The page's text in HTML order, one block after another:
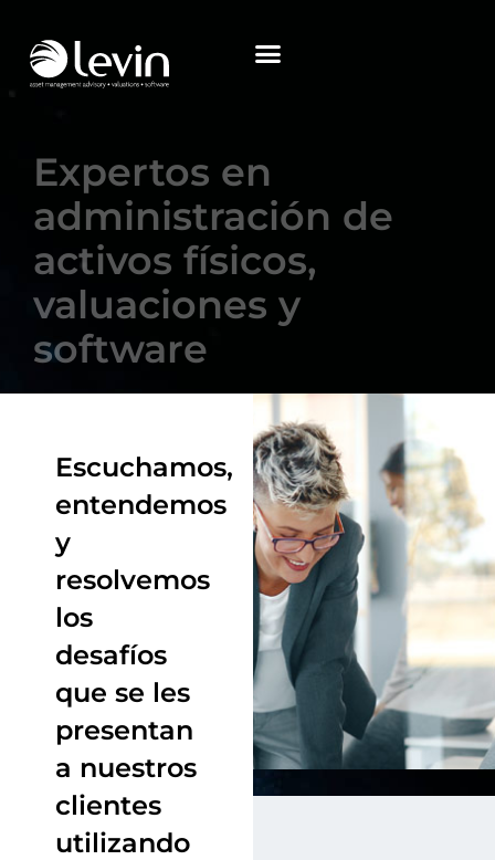
Expertos en
administración de
activos físicos,
valuaciones y
software
Escuchamos,
entendemos
y
resolvemos
los
desafíos
que se les
presentan
a nuestros
clientes
utilizando